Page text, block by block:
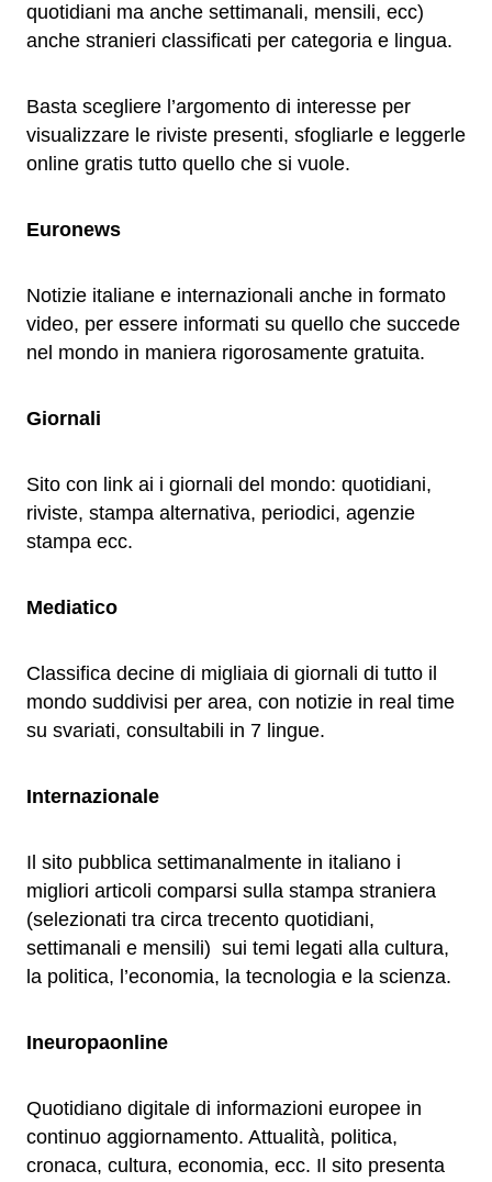
quotidiani ma anche settimanali, mensili, ecc)
anche stranieri classificati per categoria e lingua.
Basta scegliere l’argomento di interesse per
visualizzare le riviste presenti, sfogliarle e leggerle
online gratis tutto quello che si vuole.
Euronews
Notizie italiane e internazionali anche in formato
video, per essere informati su quello che succede
nel mondo in maniera rigorosamente gratuita.
Giornali
Sito con link ai i giornali del mondo: quotidiani,
riviste, stampa alternativa, periodici, agenzie
stampa ecc.
Mediatico
Classifica decine di migliaia di giornali di tutto il
mondo suddivisi per area, con notizie in real time
su svariati, consultabili in 7 lingue.
Internazionale
Il sito pubblica settimanalmente in italiano i
migliori articoli comparsi sulla stampa straniera
(selezionati tra circa trecento quotidiani,
settimanali e mensili) sui temi legati alla cultura,
la politica, l’economia, la tecnologia e la scienza.
Ineuropaonline
Quotidiano digitale di informazioni europee in
continuo aggiornamento. Attualità, politica,
cronaca, cultura, economia, ecc. Il sito presenta